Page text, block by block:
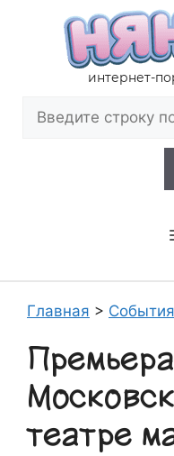
содержимому
интернет-
Главная > События
театре